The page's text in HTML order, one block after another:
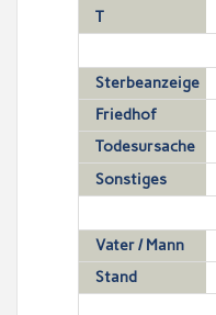
T
Sterbeanzeige
Friedhof
Todesursache
Sonstiges
Vater / Mann
Stand